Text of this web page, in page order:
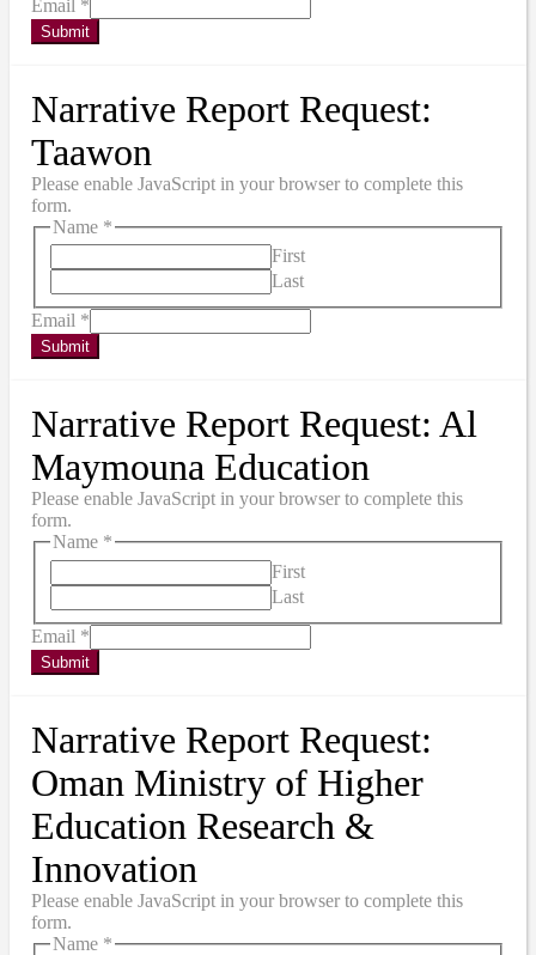
Email *
Submit
Narrative Report Request:
Taawon
Please enable JavaScript in your browser to complete this
form.
Name *
First
Last
Email *
Submit
Narrative Report Request: Al
Maymouna Education
Please enable JavaScript in your browser to complete this
form.
Name *
First
Last
Email *
Submit
Narrative Report Request:
Oman Ministry of Higher
Education Research &
Innovation
Please enable JavaScript in your browser to complete this
form.
Name *